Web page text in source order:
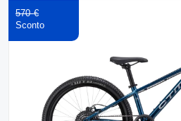
570 €